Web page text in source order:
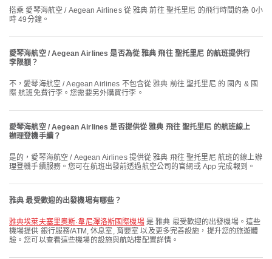
搭乘 愛琴海航空 / Aegean Airlines 從 雅典 前往 聖托里尼 的飛行時間約為 0小
時 49分鐘。
愛琴海航空 / Aegean Airlines 是否為從 雅典 飛往 聖托里尼 的航班提供行
李限額？
不，愛琴海航空 / Aegean Airlines 不包含從 雅典 前往 聖托里尼 的 國內 & 國
際 航班免費行李。您需要另外購買行李。
愛琴海航空 / Aegean Airlines 是否提供從 雅典 飛往 聖托里尼 的航班線上
辦理登機手續？
是的，愛琴海航空 / Aegean Airlines 提供從 雅典 飛往 聖托里尼 航班的線上辦
理登機手續服務。您可在航班出發前透過航空公司的官網或 App 完成報到。
雅典 最受歡迎的出發機場有哪些？
雅典埃萊夫塞里奧斯·韋尼澤洛斯國際機場是 雅典 最受歡迎的出發機場。這些
機場提供 銀行服務/ATM, 休息室, 育嬰室 以及更多完善設施，提升您的旅遊體
驗。您可以查看這些機場的設施與航站樓配置詳情。